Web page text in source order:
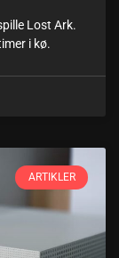
Lost Ark.
i kø.
ARTIKLER